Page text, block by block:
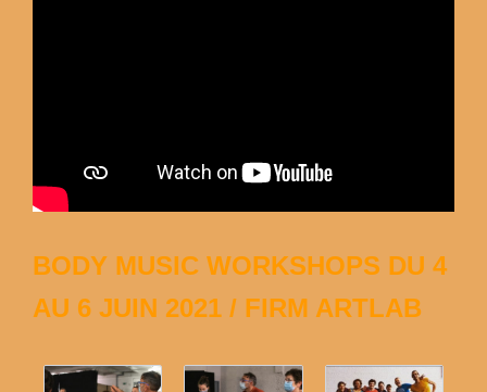
BODY MUSIC WORKSHOPS DU 4
AU 6 JUIN 2021 / FIRM ARTLAB